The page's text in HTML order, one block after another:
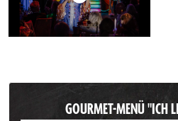
GOURMET-MENÜ "ICH